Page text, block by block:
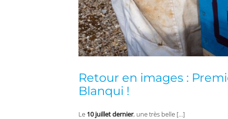
Retour en images :
Blanqui !
Le 10 juillet dernier, une très belle […]